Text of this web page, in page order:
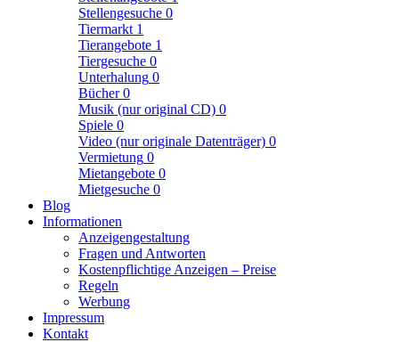
Stellengesuche 0
Tiermarkt 1
Tierangebote 1
Tiergesuche 0
Unterhalung 0
Bücher0
Musik (nur original CD) 0
Spiele 0
Video (nur originale Datenträger) 0
Vermietung 0
Mietangebote 0
Mietgesuche 0
Blog
Informationen
Anzeigengestaltung
Fragen und Antworten
Kostenpflichtige Anzeigen – Preise
Regeln
Werbung
Impressum
Kontakt